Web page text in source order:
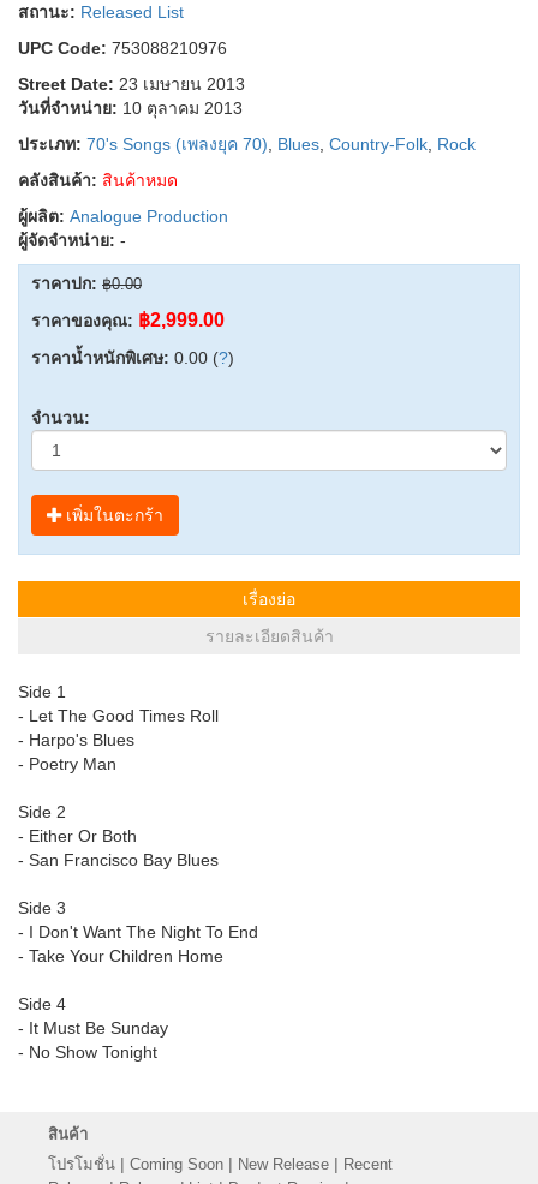
สถานะ: Released List
UPC Code: 753088210976
Street Date: 23 เมษายน 2013
วันที่จำหน่าย: 10 ตุลาคม 2013
ประเภท: 70's Songs (เพลงยุค 70) Blues Country-Folk Rock
คลังสินค้า: สินค้าหมด
ผู้ผลิต: Analogue Production
ผู้จัดจำหน่าย: -
ราคาปก: ฿0.00
ราคาของคุณ: ฿2,999.00
ราคาน้ำหนักพิเศษ: 0.00 (?)
จำนวน:
เพิ่มในตะกร้า
เรื่องย่อ
รายละเอียดสินค้า
Side 1
- Let The Good Times Roll
- Harpo's Blues
- Poetry Man
Side 2
- Either Or Both
- San Francisco Bay Blues
Side 3
- I Don't Want The Night To End
- Take Your Children Home
Side 4
- It Must Be Sunday
- No Show Tonight
สินค้า
โปรโมชั่น | Coming Soon | New Release | Recent